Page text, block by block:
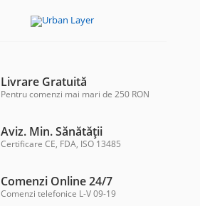
Livrare Gratuită
Pentru comenzi mai mari de 250 RON
Aviz. Min. Sănătății
Certificare CE, FDA, ISO 13485
Comenzi Online 24/7
Comenzi telefonice L-V 09-19